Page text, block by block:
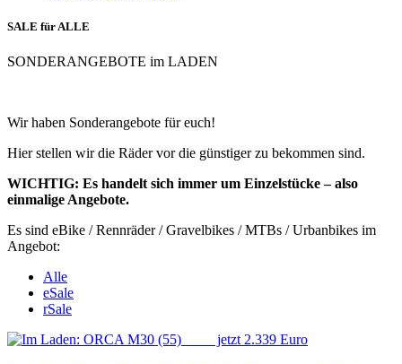
SALE für ALLE
SONDERANGEBOTE im LADEN
Wir haben Sonderangebote für euch!
Hier stellen wir die Räder vor die günstiger zu bekommen sind.
WICHTIG: Es handelt sich immer um Einzelstücke – also
einmalige Angebote.
Es sind eBike / Rennräder / Gravelbikes / MTBs / Urbanbikes im
Angebot:
Alle
eSale
rSale